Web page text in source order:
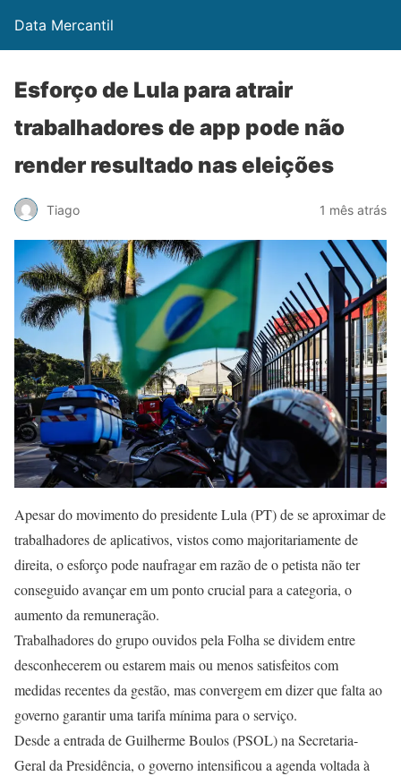
Data Mercantil
Esforço de Lula para atrair
trabalhadores de app pode não
render resultado nas eleições
Tiago 1 mês atrás
Apesar do movimento do presidente Lula (PT) de se aproximar de
trabalhadores de aplicativos, vistos como majoritariamente de
direita, o esforço pode naufragar em razão de o petista não ter
conseguido avançar em um ponto crucial para a categoria, o
aumento da remuneração.
Trabalhadores do grupo ouvidos pela Folha se dividem entre
desconhecerem ou estarem mais ou menos satisfeitos com
medidas recentes da gestão, mas convergem em dizer que falta ao
governo garantir uma tarifa mínima para o serviço.
Desde a entrada de Guilherme Boulos (PSOL) na Secretaria-
Geral da Presidência, o governo intensificou a agenda voltada à